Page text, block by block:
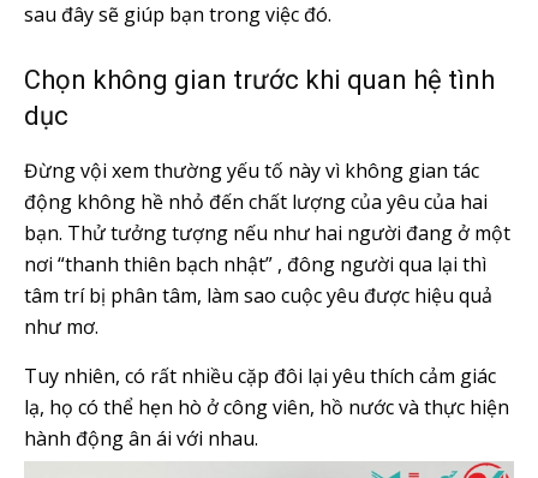
sau đây sẽ giúp bạn trong việc đó.
Chọn không gian trước khi quan hệ tình
dục
Đừng vội xem thường yếu tố này vì không gian tác
động không hề nhỏ đến chất lượng của yêu của hai
bạn. Thử tưởng tượng nếu như hai người đang ở một
nơi “thanh thiên bạch nhật” , đông người qua lại thì
tâm trí bị phân tâm, làm sao cuộc yêu được hiệu quả
như mơ.
Tuy nhiên, có rất nhiều cặp đôi lại yêu thích cảm giác
lạ, họ có thể hẹn hò ở công viên, hồ nước và thực hiện
hành động ân ái với nhau.